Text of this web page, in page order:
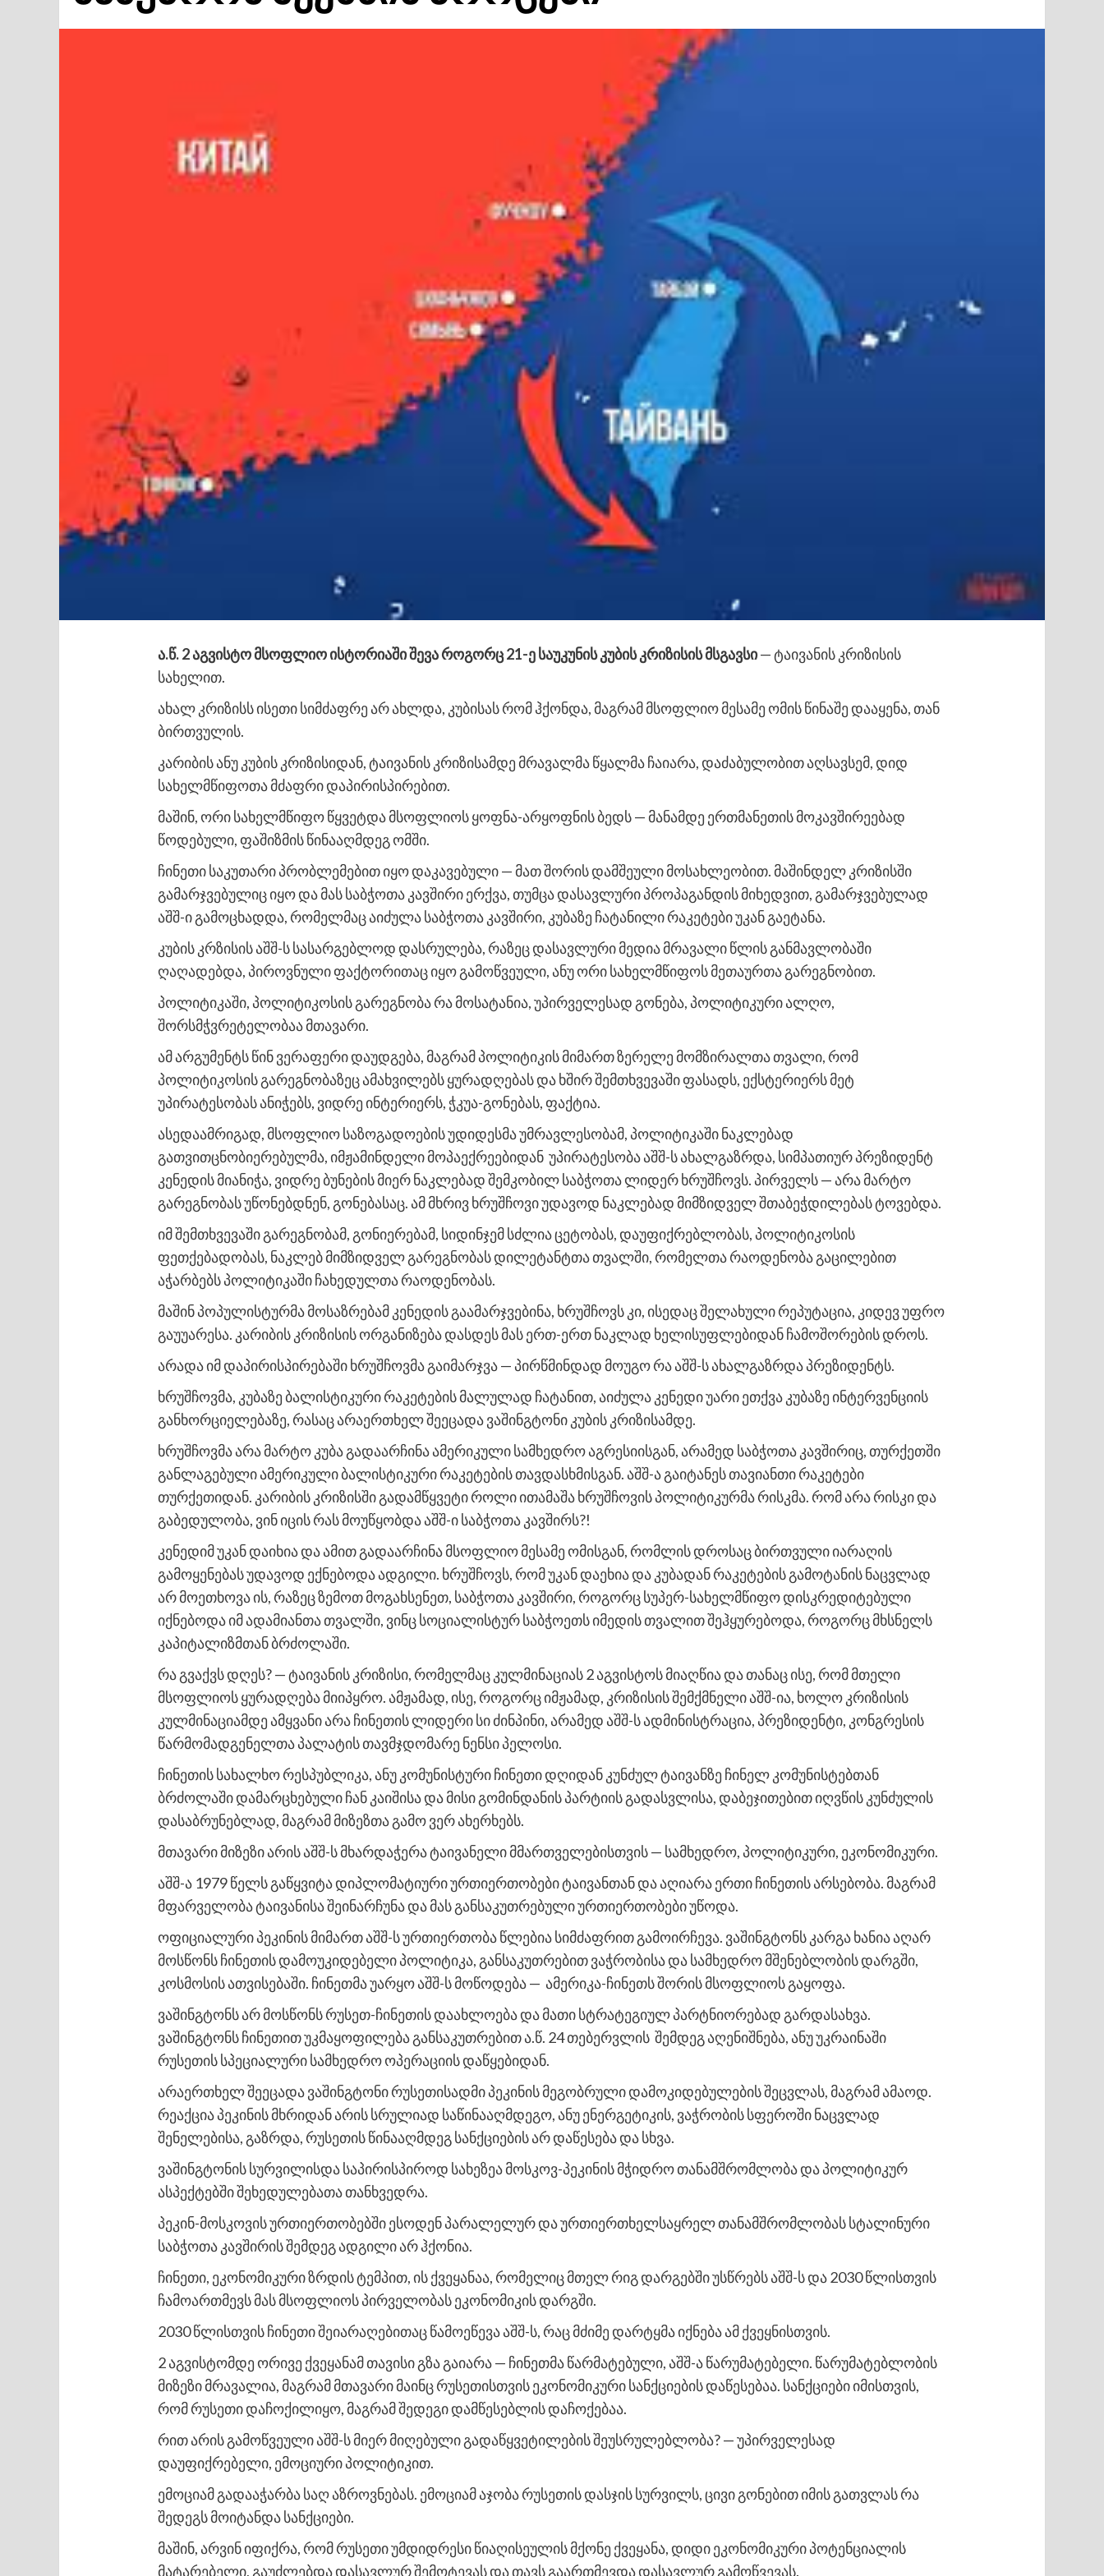
ა.წ. 2 აგვისტო მსოფლიო ისტორიაში შევა როგორც 21-ე საუკუნის კუბის კრიზისის მსგავსი— ტაივანის კრიზისის
სახელით.
ახალ კრიზისს ისეთი სიმძაფრე არ ახლდა, კუბისას რომ ჰქონდა, მაგრამ მსოფლიო მესამე ომის წინაშე დააყენა, თან
ბირთვულის.
კარიბის ანუ კუბის კრიზისიდან, ტაივანის კრიზისამდე მრავალმა წყალმა ჩაიარა, დაძაბულობით აღსავსემ, დიდ
სახელმწიფოთა მძაფრი დაპირისპირებით.
მაშინ, ორი სახელმწიფო წყვეტდა მსოფლიოს ყოფნა-არყოფნის ბედს — მანამდე ერთმანეთის მოკავშირეებად
წოდებული, ფაშიზმის წინააღმდეგ ომში.
ჩინეთი საკუთარი პრობლემებით იყო დაკავებული — მათ შორის დამშეული მოსახლეობით. მაშინდელ კრიზისში
გამარჯვებულიც იყო და მას საბჭოთა კავშირი ერქვა, თუმცა დასავლური პროპაგანდის მიხედვით, გამარჯვებულად
აშშ-ი გამოცხადდა, რომელმაც აიძულა საბჭოთა კავშირი, კუბაზე ჩატანილი რაკეტები უკან გაეტანა.
კუბის კრზისის აშშ-ს სასარგებლოდ დასრულება, რაზეც დასავლური მედია მრავალი წლის განმავლობაში
ღაღადებდა, პიროვნული ფაქტორითაც იყო გამოწვეული, ანუ ორი სახელმწიფოს მეთაურთა გარეგნობით.
პოლიტიკაში, პოლიტიკოსის გარეგნობა რა მოსატანია, უპირველესად გონება, პოლიტიკური ალღო,
შორსმჭვრეტელობაა მთავარი.
ამ არგუმენტს წინ ვერაფერი დაუდგება, მაგრამ პოლიტიკის მიმართ ზერელე მომზირალთა თვალი, რომ
პოლიტიკოსის გარეგნობაზეც ამახვილებს ყურადღებას და ხშირ შემთხვევაში ფასადს, ექსტერიერს მეტ
უპირატესობას ანიჭებს, ვიდრე ინტერიერს, ჭკუა-გონებას, ფაქტია.
ასედაამრიგად, მსოფლიო საზოგადოების უდიდესმა უმრავლესობამ, პოლიტიკაში ნაკლებად
გათვითცნობიერებულმა, იმჟამინდელი მოპაექრეებიდან უპირატესობა აშშ-ს ახალგაზრდა, სიმპათიურ პრეზიდენტ
კენედის მიანიჭა, ვიდრე ბუნების მიერ ნაკლებად შემკობილ საბჭოთა ლიდერ ხრუშჩოვს. პირველს — არა მარტო
გარეგნობას უწონებდნენ, გონებასაც. ამ მხრივ ხრუშჩოვი უდავოდ ნაკლებად მიმზიდველ შთაბეჭდილებას ტოვებდა.
იმ შემთხვევაში გარეგნობამ, გონიერებამ, სიდინჯემ სძლია ცეტობას, დაუფიქრებლობას, პოლიტიკოსის
ფეთქებადობას, ნაკლებ მიმზიდველ გარეგნობას დილეტანტთა თვალში, რომელთა რაოდენობა გაცილებით
აჭარბებს პოლიტიკაში ჩახედულთა რაოდენობას.
მაშინ პოპულისტურმა მოსაზრებამ კენედის გაამარჯვებინა, ხრუშჩოვს კი, ისედაც შელახული რეპუტაცია, კიდევ უფრო
გაუუარესა. კარიბის კრიზისის ორგანიზება დასდეს მას ერთ-ერთ ნაკლად ხელისუფლებიდან ჩამოშორების დროს.
არადა იმ დაპირისპირებაში ხრუშჩოვმა გაიმარჯვა — პირწმინდად მოუგო რა აშშ-ს ახალგაზრდა პრეზიდენტს.
ხრუშჩოვმა, კუბაზე ბალისტიკური რაკეტების მალულად ჩატანით, აიძულა კენედი უარი ეთქვა კუბაზე ინტერვენციის
განხორციელებაზე, რასაც არაერთხელ შეეცადა ვაშინგტონი კუბის კრიზისამდე.
ხრუშჩოვმა არა მარტო კუბა გადაარჩინა ამერიკული სამხედრო აგრესიისგან, არამედ საბჭოთა კავშირიც, თურქეთში
განლაგებული ამერიკული ბალისტიკური რაკეტების თავდასხმისგან. აშშ-ა გაიტანეს თავიანთი რაკეტები
თურქეთიდან. კარიბის კრიზისში გადამწყვეტი როლი ითამაშა ხრუშჩოვის პოლიტიკურმა რისკმა. რომ არა რისკი და
გაბედულობა, ვინ იცის რას მოუწყობდა აშშ-ი საბჭოთა კავშირს?!
კენედიმ უკან დაიხია და ამით გადაარჩინა მსოფლიო მესამე ომისგან, რომლის დროსაც ბირთვული იარაღის
გამოყენებას უდავოდ ექნებოდა ადგილი. ხრუშჩოვს, რომ უკან დაეხია და კუბადან რაკეტების გამოტანის ნაცვლად
არ მოეთხოვა ის, რაზეც ზემოთ მოგახსენეთ, საბჭოთა კავშირი, როგორც სუპერ-სახელმწიფო დისკრედიტებული
იქნებოდა იმ ადამიანთა თვალში, ვინც სოციალისტურ საბჭოეთს იმედის თვალით შეჰყურებოდა, როგორც მხსნელს
კაპიტალიზმთან ბრძოლაში.
რა გვაქვს დღეს? — ტაივანის კრიზისი, რომელმაც კულმინაციას 2 აგვისტოს მიაღწია და თანაც ისე, რომ მთელი
მსოფლიოს ყურადღება მიიპყრო. ამჟამად, ისე, როგორც იმჟამად, კრიზისის შემქმნელი აშშ-ია, ხოლო კრიზისის
კულმინაციამდე ამყვანი არა ჩინეთის ლიდერი სი ძინპინი, არამედ აშშ-ს ადმინისტრაცია, პრეზიდენტი, კონგრესის
წარმომადგენელთა პალატის თავმჯდომარე ნენსი პელოსი.
ჩინეთის სახალხო რესპუბლიკა, ანუ კომუნისტური ჩინეთი დღიდან კუნძულ ტაივანზე ჩინელ კომუნისტებთან
ბრძოლაში დამარცხებული ჩან კაიშისა და მისი გომინდანის პარტიის გადასვლისა, დაბეჯითებით იღვწის კუნძულის
დასაბრუნებლად, მაგრამ მიზეზთა გამო ვერ ახერხებს.
მთავარი მიზეზი არის აშშ-ს მხარდაჭერა ტაივანელი მმართველებისთვის — სამხედრო, პოლიტიკური, ეკონომიკური.
აშშ-ა 1979 წელს გაწყვიტა დიპლომატიური ურთიერთობები ტაივანთან და აღიარა ერთი ჩინეთის არსებობა. მაგრამ
მფარველობა ტაივანისა შეინარჩუნა და მას განსაკუთრებული ურთიერთობები უწოდა.
ოფიციალური პეკინის მიმართ აშშ-ს ურთიერთობა წლებია სიმძაფრით გამოირჩევა. ვაშინგტონს კარგა ხანია აღარ
მოსწონს ჩინეთის დამოუკიდებელი პოლიტიკა, განსაკუთრებით ვაჭრობისა და სამხედრო მშენებლობის დარგში,
კოსმოსის ათვისებაში. ჩინეთმა უარყო აშშ-ს მოწოდება — ამერიკა-ჩინეთს შორის მსოფლიოს გაყოფა.
ვაშინგტონს არ მოსწონს რუსეთ-ჩინეთის დაახლოება და მათი სტრატეგიულ პარტნიორებად გარდასახვა.
ვაშინგტონს ჩინეთით უკმაყოფილება განსაკუთრებით ა.წ. 24 თებერვლის შემდეგ აღენიშნება, ანუ უკრაინაში
რუსეთის სპეციალური სამხედრო ოპერაციის დაწყებიდან.
არაერთხელ შეეცადა ვაშინგტონი რუსეთისადმი პეკინის მეგობრული დამოკიდებულების შეცვლას, მაგრამ ამაოდ.
რეაქცია პეკინის მხრიდან არის სრულიად საწინააღმდეგო, ანუ ენერგეტიკის, ვაჭრობის სფეროში ნაცვლად
შენელებისა, გაზრდა, რუსეთის წინააღმდეგ სანქციების არ დაწესება და სხვა.
ვაშინგტონის სურვილისდა საპირისპიროდ სახეზეა მოსკოვ-პეკინის მჭიდრო თანამშრომლობა და პოლიტიკურ
ასპექტებში შეხედულებათა თანხვედრა.
პეკინ-მოსკოვის ურთიერთობებში ესოდენ პარალელურ და ურთიერთხელსაყრელ თანამშრომლობას სტალინური
საბჭოთა კავშირის შემდეგ ადგილი არ ჰქონია.
ჩინეთი, ეკონომიკური ზრდის ტემპით, ის ქვეყანაა, რომელიც მთელ რიგ დარგებში უსწრებს აშშ-ს და 2030 წლისთვის
ჩამოართმევს მას მსოფლიოს პირველობას ეკონომიკის დარგში.
2030 წლისთვის ჩინეთი შეიარაღებითაც წამოეწევა აშშ-ს, რაც მძიმე დარტყმა იქნება ამ ქვეყნისთვის.
2 აგვისტომდე ორივე ქვეყანამ თავისი გზა გაიარა — ჩინეთმა წარმატებული, აშშ-ა წარუმატებელი. წარუმატებლობის
მიზეზი მრავალია, მაგრამ მთავარი მაინც რუსეთისთვის ეკონომიკური სანქციების დაწესებაა. სანქციები იმისთვის,
რომ რუსეთი დაჩოქილიყო, მაგრამ შედეგი დამწესებლის დაჩოქებაა.
რით არის გამოწვეული აშშ-ს მიერ მიღებული გადაწყვეტილების შეუსრულებლობა? — უპირველესად
დაუფიქრებელი, ემოციური პოლიტიკით.
ემოციამ გადააჭარბა საღ აზროვნებას. ემოციამ აჯობა რუსეთის დასჯის სურვილს, ცივი გონებით იმის გათვლას რა
შედეგს მოიტანდა სანქციები.
მაშინ, არვინ იფიქრა, რომ რუსეთი უმდიდრესი წიაღისეულის მქონე ქვეყანა, დიდი ეკონომიკური პოტენციალის
მატარებელი, გაუძლებდა დასავლურ შემოტევას და თავს გაართმევდა დასავლურ გამოწვევას.